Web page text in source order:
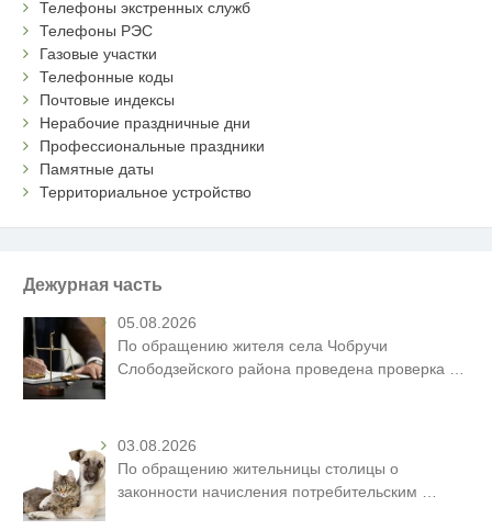
Телефоны экстренных служб
Телефоны РЭС
Газовые участки
Телефонные коды
Почтовые индексы
Нерабочие праздничные дни
Профессиональные праздники
Памятные даты
Территориальное устройство
Дежурная часть
05.08.2026
По обращению жителя села Чобручи
Слободзейского района проведена проверка …
03.08.2026
По обращению жительницы столицы о
законности начисления потребительским